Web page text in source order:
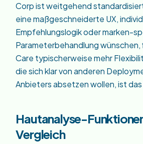
Corp ist weitgehend
eine maßgeschneiderte UX,
Empfehlungslogik oder marken-
Parameterbehandlung wünschen,
Care typischerweise mehr
die sich klar von anderen
Anbieters absetzen wollen, ist
Hautanalyse-
Vergleich